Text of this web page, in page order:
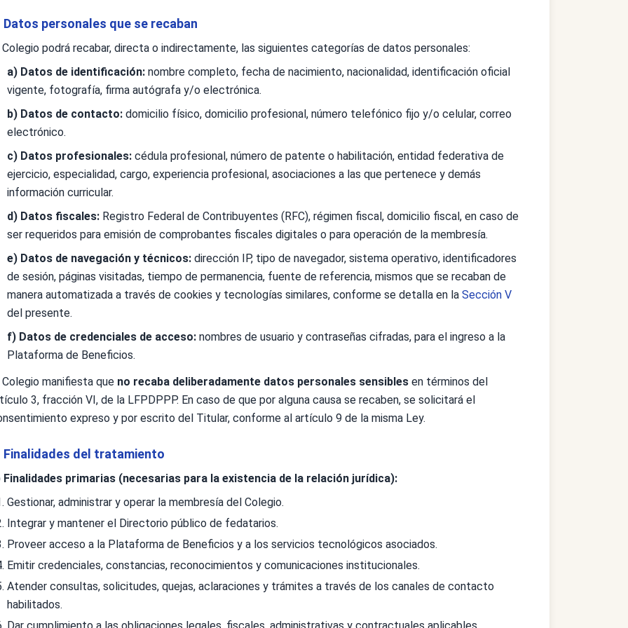
Datos personales que se recaban
Colegio podrá recabar, directa o indirectamente, las siguientes categorías de datos personales:
a) Datos de identificación: nombre completo, fecha de nacimiento, nacionalidad, identificación oficial
vigente, fotografía, firma autógrafa y/o electrónica.
b) Datos de contacto: domicilio físico, domicilio profesional, número telefónico fijo y/o celular, correo
electrónico.
c) Datos profesionales: cédula profesional, número de patente o habilitación, entidad federativa de
ejercicio, especialidad, cargo, experiencia profesional, asociaciones a las que pertenece y demás
información curricular.
d) Datos fiscales: Registro Federal de Contribuyentes (RFC), régimen fiscal, domicilio fiscal, en caso de
ser requeridos para emisión de comprobantes fiscales digitales o para operación de la membresía.
e) Datos de navegación y técnicos: dirección IP, tipo de navegador, sistema operativo, identificadores
de sesión, páginas visitadas, tiempo de permanencia, fuente de referencia, mismos que se recaban de
manera automatizada a través de cookies y tecnologías similares, conforme se detalla en la Sección V
del presente.
f) Datos de credenciales de acceso: nombres de usuario y contraseñas cifradas, para el ingreso a la
Plataforma de Beneficios.
Colegio manifiesta que no recaba deliberadamente datos personales sensibles en términos del
3, fracción VI, de la LFPDPPP. En caso de que por alguna causa se recaben, se solicitará el
expreso y por escrito del Titular, conforme al artículo 9 de la misma Ley.
Finalidades del tratamiento
Finalidades primarias (necesarias para la existencia de la relación jurídica):
Gestionar, administrar y operar la membresía del Colegio.
Integrar y mantener el Directorio público de fedatarios.
Proveer acceso a la Plataforma de Beneficios y a los servicios tecnológicos asociados.
Emitir credenciales, constancias, reconocimientos y comunicaciones institucionales.
Atender consultas, solicitudes, quejas, aclaraciones y trámites a través de los canales de contacto
habilitados.